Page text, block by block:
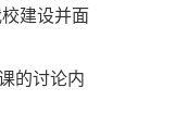
模式；课
建设并面
的讨论内